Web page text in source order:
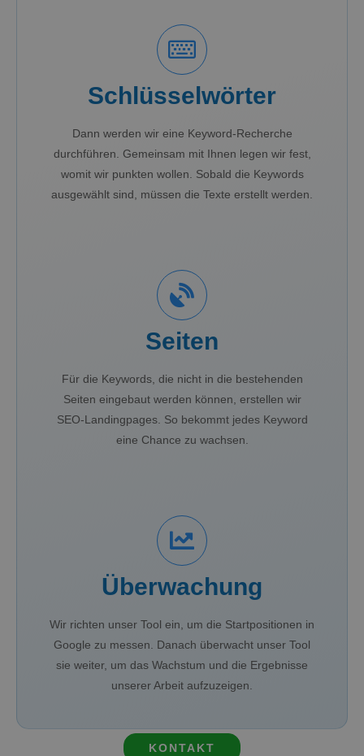
Schlüsselwörter
Dann werden wir eine Keyword-Recherche
durchführen. Gemeinsam mit Ihnen legen wir fest,
womit wir punkten wollen. Sobald die Keywords
ausgewählt sind, müssen die Texte erstellt werden.
Seiten
Für die Keywords, die nicht in die bestehenden
Seiten eingebaut werden können, erstellen wir
SEO-Landingpages. So bekommt jedes Keyword
eine Chance zu wachsen.
Überwachung
Wir richten unser Tool ein, um die Startpositionen in
Google zu messen. Danach überwacht unser Tool
sie weiter, um das Wachstum und die Ergebnisse
unserer Arbeit aufzuzeigen.
KONTAKT